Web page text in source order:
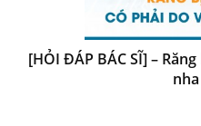
[HỎI ĐÁP BÁC SĨ] –